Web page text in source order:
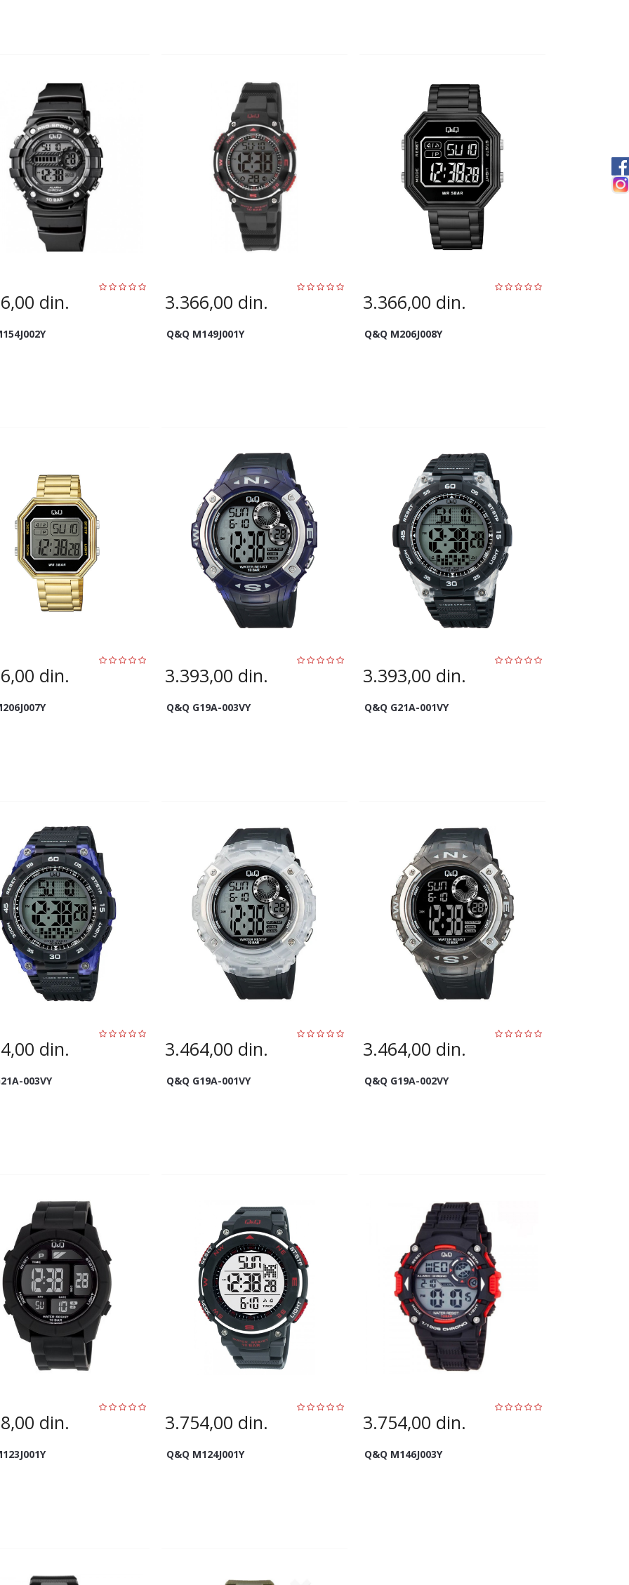
din. 3.366,00 din.
Q&Q M149J001Y
3.366,00 din.
Q&Q M206J008Y
din. 3.393,00 din.
Q&Q G19A-003VY
3.393,00 din.
Q&Q G21A-001VY
din.
003VY
3.464,00 din.
Q&Q G19A-001VY
3.464,00 din.
Q&Q G19A-002VY
din. 3.754,00 din.
Q&Q M124J001Y
3.754,00 din.
Q&Q M146J003Y